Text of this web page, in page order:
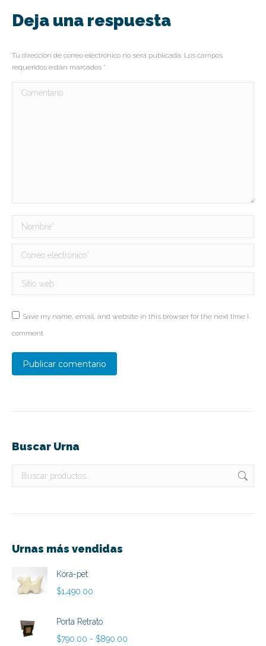
Deja una respuesta
Tu dirección de correo electrónico no será publicada. Los campos
requeridos están marcados *
Comentario
Nombre *
Correo electrónico *
Sitio web
Save my name, email, and website in this browser for the next time I
comment.
Publicar comentario
Buscar Urna
Urnas más vendidas
Kora-pet
$1,490.00
Porta Retrato
$790.00 - $890.00